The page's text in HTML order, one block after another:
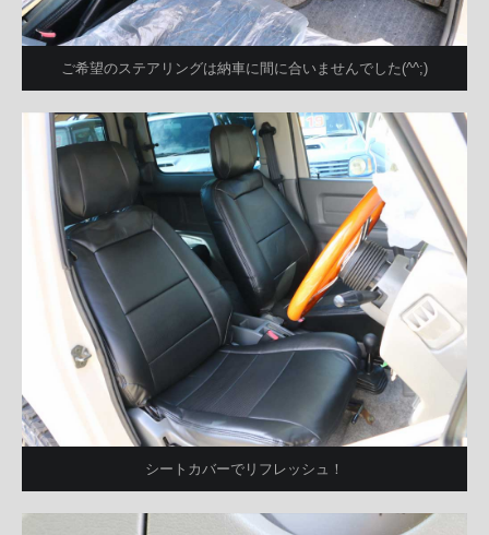
ご希望のステアリングは納車に間に合いませんでした(^^;)
シートカバーでリフレッシュ！